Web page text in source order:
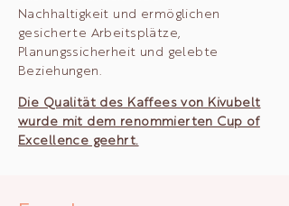
Nachhaltigkeit und ermöglichen
gesicherte Arbeitsplätze,
Planungssicherheit und gelebte
Beziehungen.
Die Qualität des Kaffees von Kivubelt
wurde mit dem renommierten Cup of
Excellence geehrt.